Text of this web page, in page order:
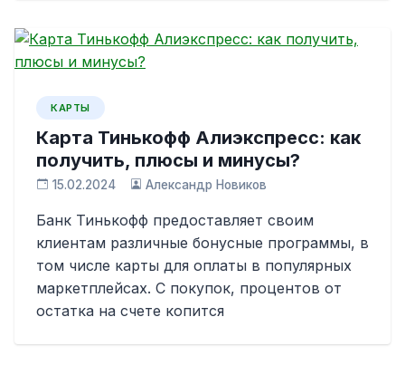
КАРТЫ
Карта Тинькофф Алиэкспресс: как
получить, плюсы и минусы?
15.02.2024 Александр Новиков
Банк Тинькофф предоставляет своим
клиентам различные бонусные программы, в
том числе карты для оплаты в популярных
маркетплейсах. С покупок, процентов от
остатка на счете копится